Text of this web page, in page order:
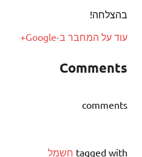
בהצלחה!
עוד על המחבר ב-Google+
Comments
comments
tagged with חשמל